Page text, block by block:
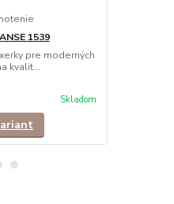
1539
pre moderných
kvalit...
Skladom